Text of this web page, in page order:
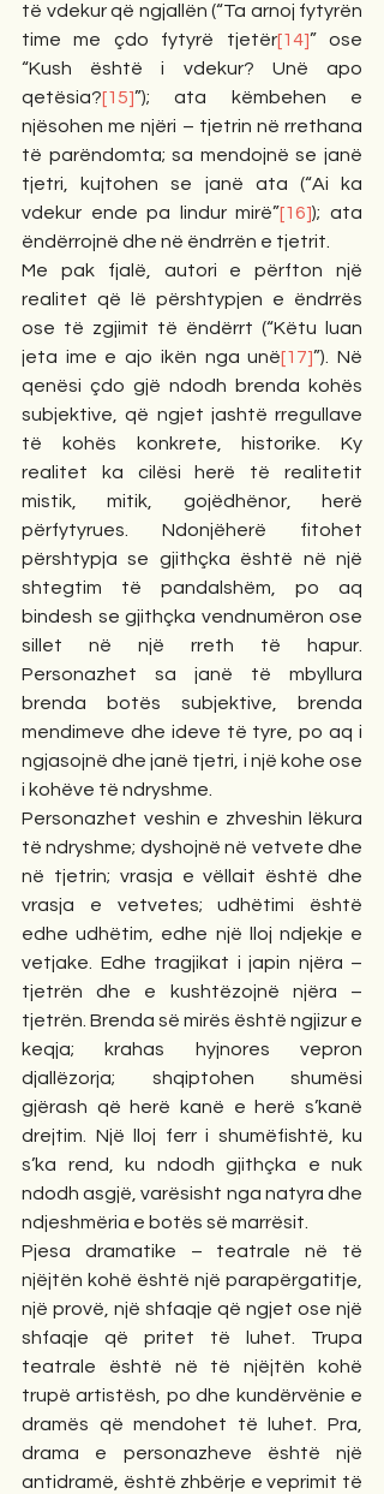
të vdekur që ngjallën (“Ta arnoj fytyrën
time me çdo fytyrë tjetër[14]” ose
“Kush është i vdekur? Unë apo
qetësia?[15]”); ata këmbehen e
njësohen me njëri – tjetrin në rrethana
të parëndomta; sa mendojnë se janë
tjetri, kujtohen se janë ata (“Ai ka
vdekur ende pa lindur mirë”[16]); ata
ëndërrojnë dhe në ëndrrën e tjetrit.
Me pak fjalë, autori e përfton një
realitet që lë përshtypjen e ëndrrës
ose të zgjimit të ëndërrt (“Këtu luan
jeta ime e ajo ikën nga unë[17]”). Në
qenësi çdo gjë ndodh brenda kohës
subjektive, që ngjet jashtë rregullave
të kohës konkrete, historike. Ky
realitet ka cilësi herë të realitetit
mistik, mitik, gojëdhënor, herë
përfytyrues. Ndonjëherë fitohet
përshtypja se gjithçka është në një
shtegtim të pandalshëm, po aq
bindesh se gjithçka vendnumëron ose
sillet në një rreth të hapur.
Personazhet sa janë të mbyllura
brenda botës subjektive, brenda
mendimeve dhe ideve të tyre, po aq i
ngjasojnë dhe janë tjetri, i një kohe ose
i kohëve të ndryshme.
Personazhet veshin e zhveshin lëkura
të ndryshme; dyshojnë në vetvete dhe
në tjetrin; vrasja e vëllait është dhe
vrasja e vetvetes; udhëtimi është
edhe udhëtim, edhe një lloj ndjekje e
vetjake. Edhe tragjikat i japin njëra –
tjetrën dhe e kushtëzojnë njëra –
tjetrën. Brenda së mirës është ngjizur e
keqja; krahas hyjnores vepron
djallëzorja; shqiptohen shumësi
gjërash që herë kanë e herë s’kanë
drejtim. Një lloj ferr i shumëfishtë, ku
s’ka rend, ku ndodh gjithçka e nuk
ndodh asgjë, varësisht nga natyra dhe
ndjeshmëria e botës së marrësit.
Pjesa dramatike – teatrale në të
njëjtën kohë është një parapërgatitje,
një provë, një shfaqje që ngjet ose një
shfaqje që pritet të luhet. Trupa
teatrale është në të njëjtën kohë
trupë artistësh, po dhe kundërvënie e
dramës që mendohet të luhet. Pra,
drama e personazheve është një
antidramë, është zhbërje e veprimit të